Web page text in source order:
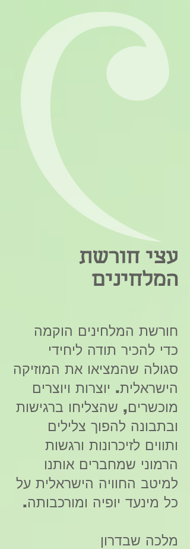
המלחינים
חורשת המלחינים הוקמה
כדי להכיר תודה ליחידי
סגולה שהמציאו את המוזיקה
הישראלית. יוצרות ויוצרים
מוכשרים, שהצליחו ברגישות
ובתבונה להפוך צלילים
ותווים לזיכרונות ורגשות
הרמוני שמחברים אותנו
למיטב החוויה הישראלית על
כל מינעד יופיה ומורכבותה.
מלכה שבדרון